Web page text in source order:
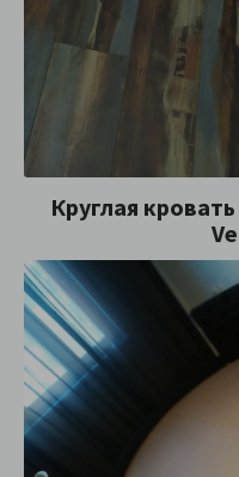
Круглая